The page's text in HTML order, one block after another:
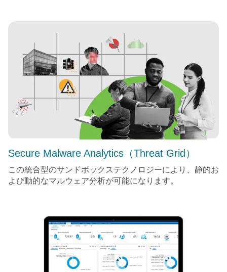
Secure Malware Analytics（Threat Grid）
この統合型のサンドボックステクノロジーにより、静的お
よび動的なマルウェア分析が可能になります。